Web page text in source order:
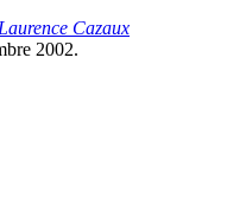
Cazaux
2002.